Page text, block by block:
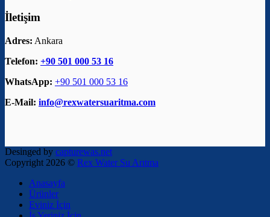
İletişim
Adres: Ankara
Telefon: +90 501 000 53 16
WhatsApp: +90 501 000 53 16
E-Mail: info@rexwatersuaritma.com
Desinged by capturewas.net
Copyright 2026 © Rex Water Su Arıtma
Anasayfa
Ürünler
Eviniz İçin